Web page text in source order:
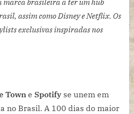
e
selam
dias
marca brasileira a ter um hub
assim como Disney e Netflix. Os
exclusivas inspiradas nos
Towne Spotify se unem em
no Brasil. A 100 dias do maior